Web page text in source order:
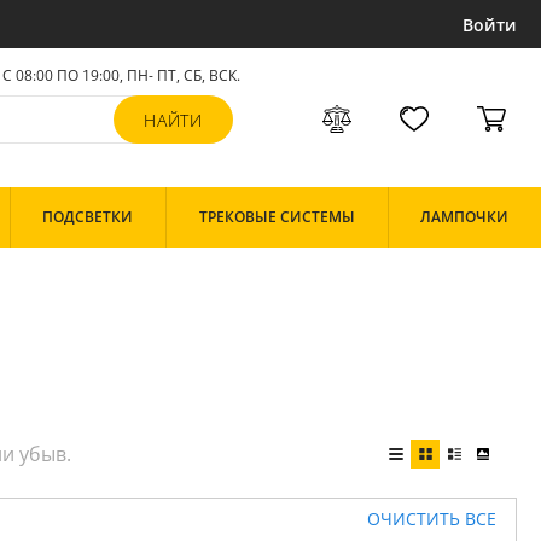
Войти
С 08:00 ПО 19:00, ПН- ПТ, СБ, ВСК.
ПОДСВЕТКИ ТРЕКОВЫЕ СИСТЕМЫ ЛАМПОЧКИ
ОЧИСТИТЬ ВСЕ